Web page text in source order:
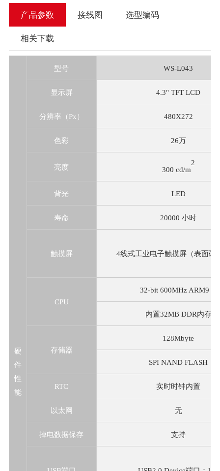
产品参数 接线图 选型编码
相关下载
硬
件
性
能
型号 WS-L043
显示屏 4.3" TFT LCD
分辨率（Px） 480X272
色彩 26万
亮度 300 cd/m
2
背光 LED
寿命 20000 小时
触摸屏 4线式工业电子触摸屏（表面硬
CPU
32-bit 600MHz ARM9，
内置32MB DDR内存
存储器
128Mbyte
SPI NAND FLASH
RTC 实时时钟内置
以太网 无
掉电数据保存 支持